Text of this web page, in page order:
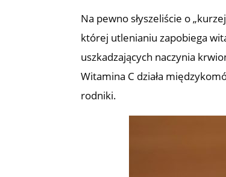
Na pewno słyszeliście o
której utlenianiu zapobiega
uszkadzających naczynia
Witamina C działa
rodniki.